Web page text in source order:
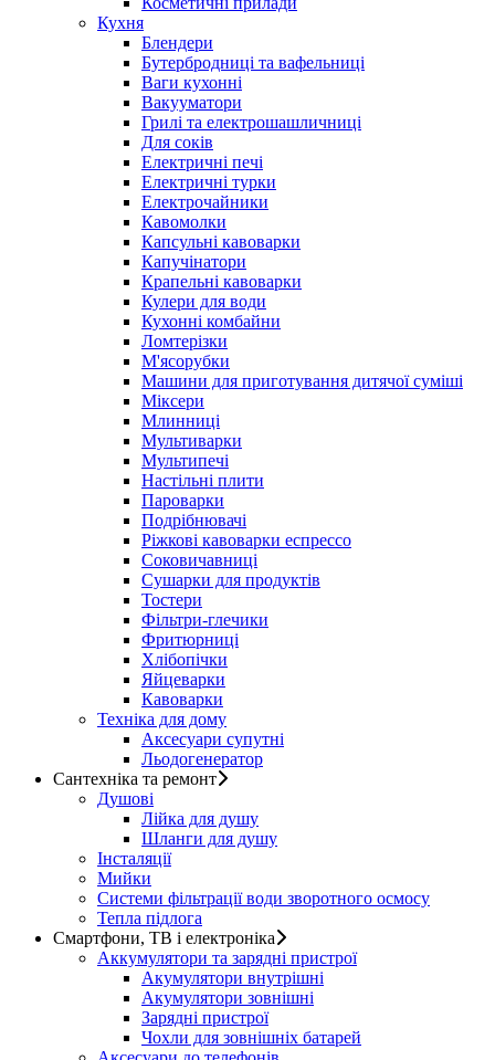
Кухня
Блендери
Бутербродниці та вафельниці
Ваги кухонні
Вакууматори
Грилі та електрошашличниці
Для соків
Електричні печі
Електричні турки
Електрочайники
Кавомолки
Капсульні кавоварки
Капучінатори
Крапельні кавоварки
Кулери для води
Кухонні комбайни
Ломтерізки
М'ясорубки
Машини для приготування дитячої суміші
Міксери
Млинниці
Мультиварки
Мультипечі
Настільні плити
Пароварки
Подрібнювачі
Ріжкові кавоварки еспрессо
Соковичавниці
Сушарки для продуктів
Тостери
Фільтри-глечики
Фритюрниці
Хлібопічки
Яйцеварки
Кавоварки
Техніка для дому
Аксесуари супутні
Льодогенератор
Сантехніка та ремонт
Душові
Лійка для душу
Шланги для душу
Інсталяції
Мийки
Системи фільтрації води зворотного осмосу
Тепла підлога
Смартфони, ТВ і електроніка
Аккумулятори та зарядні пристрої
Акумулятори внутрішні
Акумулятори зовнішні
Зарядні пристрої
Чохли для зовнішніх батарей